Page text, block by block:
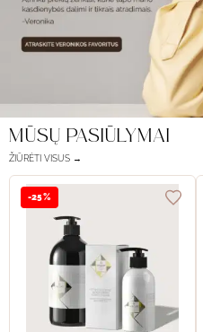
MŪSŲ PASIŪLYMAI
ŽIŪRĖTI VISUS →
-25%